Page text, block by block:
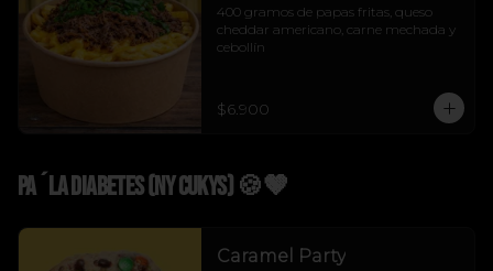
400 gramos de papas fritas, queso
cheddar americano, carne mechada y
cebollín
$6.900
Pa´La Diabetes (NY Cukys) 🍪🤎
Caramel Party